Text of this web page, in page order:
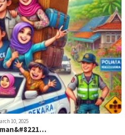
10, 2025